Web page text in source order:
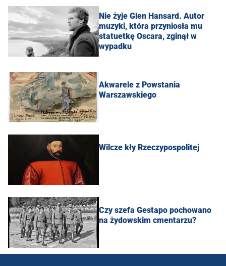
Nie żyje Glen Hansard. Autor
muzyki, która przyniosła mu
statuetkę Oscara, zginął w
wypadku
Akwarele z Powstania
Warszawskiego
Wilcze kły Rzeczypospolitej
Czy szefa Gestapo pochowano
na żydowskim cmentarzu?